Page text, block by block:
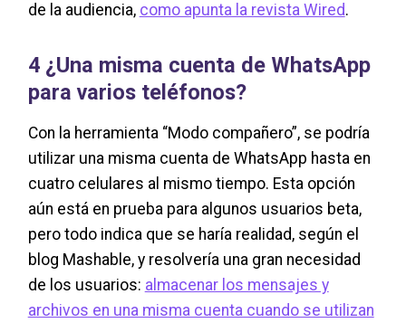
de la audiencia, como apunta la revista Wired.
4 ¿Una misma cuenta de WhatsApp
para varios teléfonos?
Con la herramienta “Modo compañero”, se podría
utilizar una misma cuenta de WhatsApp hasta en
cuatro celulares al mismo tiempo. Esta opción
aún está en prueba para algunos usuarios beta,
pero todo indica que se haría realidad, según el
blog Mashable, y resolvería una gran necesidad
de los usuarios: almacenar los mensajes y
archivos en una misma cuenta cuando se utilizan